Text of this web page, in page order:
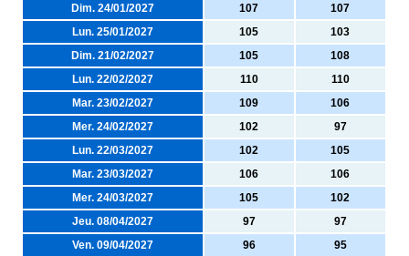
Dim. 24/01/2027
107
107
Lun. 25/01/2027
105
103
Dim. 21/02/2027
105
108
Lun. 22/02/2027
110
110
Mar. 23/02/2027
109
106
Mer. 24/02/2027
102
97
Lun. 22/03/2027
102
105
Mar. 23/03/2027
106
106
Mer. 24/03/2027
105
102
Jeu. 08/04/2027
97
97
Ven. 09/04/2027
96 95